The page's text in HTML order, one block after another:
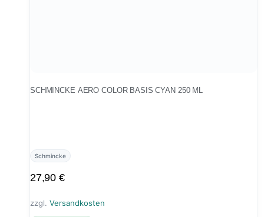
SCHMINCKE AERO COLOR BASIS CYAN 250 ML
Schmincke
27,90 €
zzgl. Versandkosten